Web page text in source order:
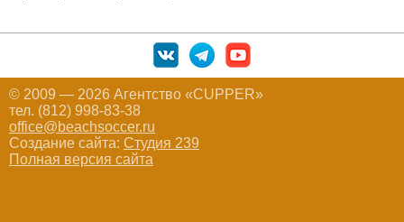
© 2009 — 2026 Агентство «CUPPER»
тел. (812) 998-83-38
office@beachsoccer.ru
Создание сайта: Студия 239
Полная версия сайта